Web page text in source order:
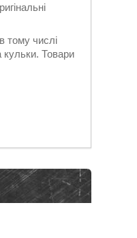
тому числі
Товари